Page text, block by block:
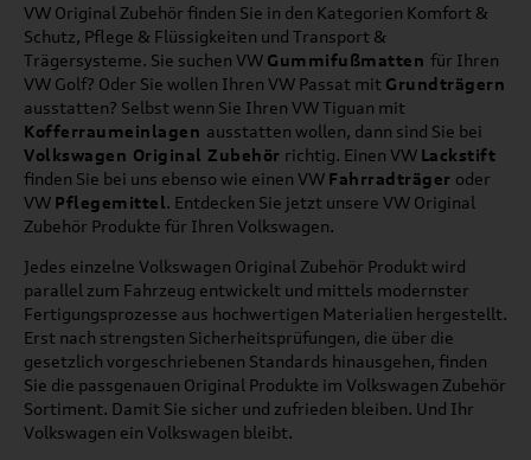
VW Original Zubehör finden Sie in den Kategorien Komfort &
Schutz, Pflege & Flüssigkeiten und Transport &
Trägersysteme. Sie suchen VW Gummifußmatten für Ihren
VW Golf? Oder Sie wollen Ihren VW Passat mit Grundträgern
ausstatten? Selbst wenn Sie Ihren VW Tiguan mit
Kofferraumeinlagen ausstatten wollen, dann sind Sie bei
Volkswagen Original Zubehör richtig. Einen VW Lackstift
finden Sie bei uns ebenso wie einen VW Fahrradträger oder
VW Pflegemittel. Entdecken Sie jetzt unsere VW Original
Zubehör Produkte für Ihren Volkswagen.
Jedes einzelne Volkswagen Original Zubehör Produkt wird
parallel zum Fahrzeug entwickelt und mittels modernster
Fertigungsprozesse aus hochwertigen Materialien hergestellt.
Erst nach strengsten Sicherheitsprüfungen, die über die
gesetzlich vorgeschriebenen Standards hinausgehen, finden
Sie die passgenauen Original Produkte im Volkswagen Zubehör
Sortiment. Damit Sie sicher und zufrieden bleiben. Und Ihr
Volkswagen ein Volkswagen bleibt.